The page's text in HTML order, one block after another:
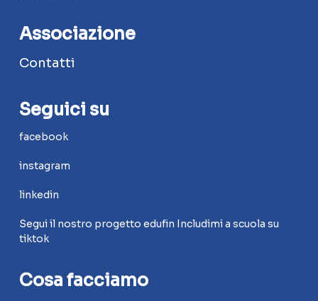
Associazione
Contatti
Seguici su
facebook
instagram
linkedin
Segui il nostro progetto edufin Includimi a scuola su
tiktok
Cosa facciamo